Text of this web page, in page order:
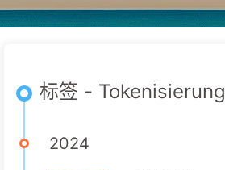
标签 - Tokenisierung
2024